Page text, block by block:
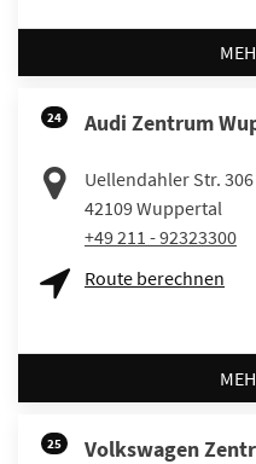
24 Audi Zentrum
Uellendahler Str. 306
42109Wuppertal
+49 211 - 92323300
Route berechnen
25 Volkswagen